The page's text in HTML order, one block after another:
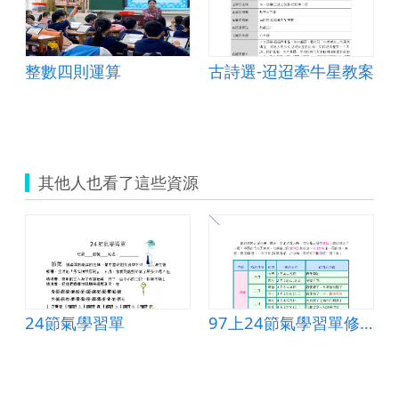
整數四則運算 古詩選-迢迢牽牛星教案
其他人也看了這些資源
24節氣學習單
97上24節氣學習單修正